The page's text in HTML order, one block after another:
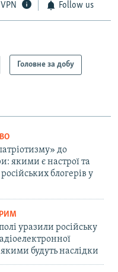
Follow us
Головне за добу
до
якими є настрої та
блогерів у
уразили російську
будуть наслідки